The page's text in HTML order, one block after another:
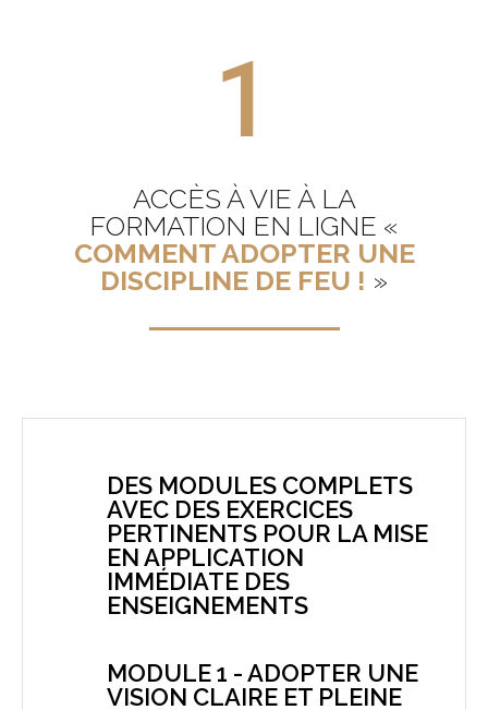
1
ACCÈS À VIE À LA
FORMATION EN LIGNE «
COMMENT ADOPTER UNE
DISCIPLINE DE FEU ! »
DES MODULES COMPLETS
AVEC DES EXERCICES
PERTINENTS POUR LA MISE
EN APPLICATION
IMMÉDIATE DES
ENSEIGNEMENTS
MODULE 1 - ADOPTER UNE
VISION CLAIRE ET PLEINE